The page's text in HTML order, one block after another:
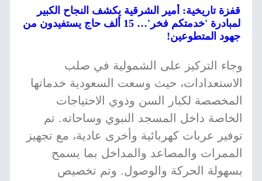
قفزة تاريخية: أمير الشرقية يكشف النجاح الكبير
لمبادرة 'خدمتكم فخر'… 15 ألف حاج يستفيدون من
جهود المتطوعين!
وجاء التركيز على الشمولية في صلب
الاستعدادات، حيث وسعت السعودية خدماتها
المخصصة لكبار السن وذوي الاحتياجات
الخاصة داخل المسجد النبوي وساحاته. تم
توفير عربات كهربائية وأخرى عادية، مع تجهيز
الممرات والمصاعد والمداخل بما يسمح
بسهولة الحركة والوصول. وتم تخصيص